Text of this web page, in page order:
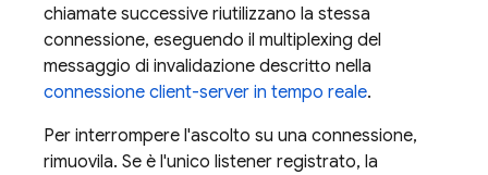
chiamate successive riutilizzano la stessa
connessione, eseguendo il multiplexing del
messaggio di invalidazione descritto nella
connessione client-server in tempo reale.
Per interrompere l'ascolto su una connessione,
rimuovila. Se è l'unico listener registrato, la